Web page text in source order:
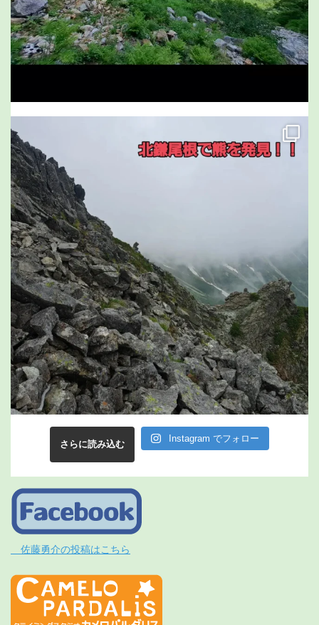
さらに読み込む
Instagram でフォロー
佐藤勇介の投稿はこちら